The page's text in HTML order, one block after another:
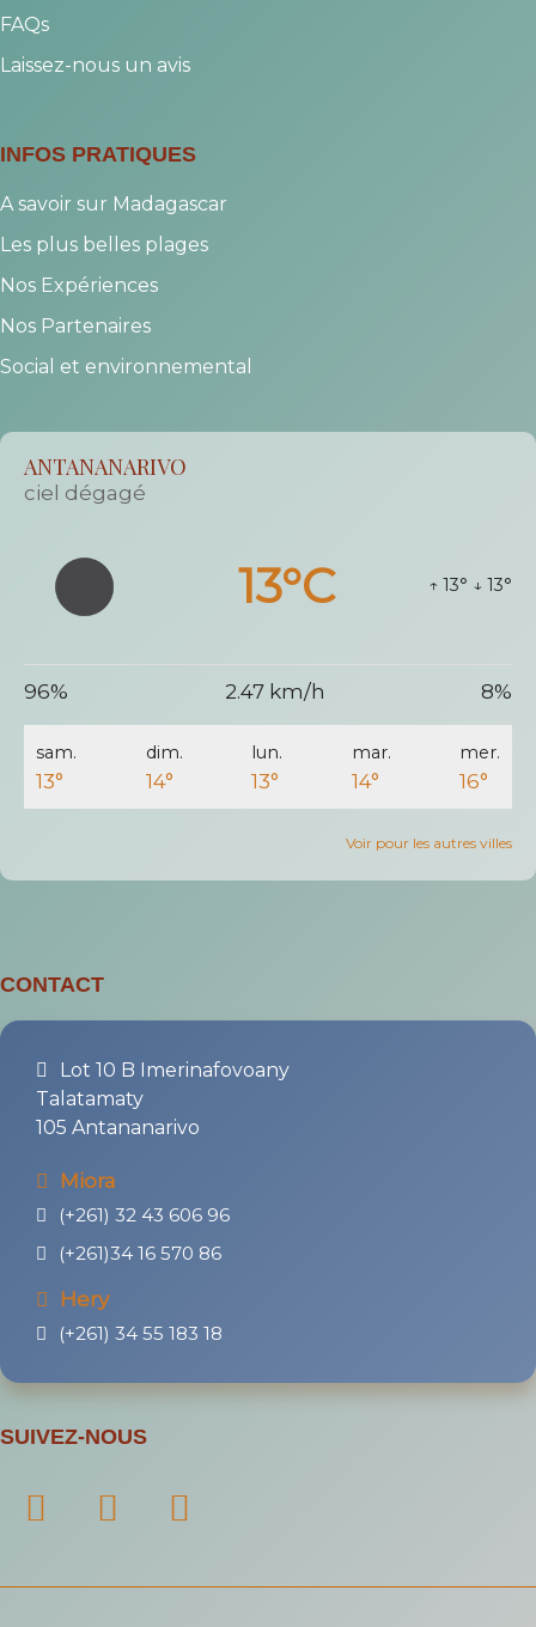
FAQs
Laissez-nous un avis
INFOS PRATIQUES
A savoir sur Madagascar
Les plus belles plages
Nos Expériences
Nos Partenaires
Social et environnemental
ANTANANARIVO
ciel dégagé
13°C ↑ 13° ↓ 13°
96% 2.47 km/h 8%
sam.
13°
dim.
14°
lun.
13°
mar.
14°
mer.
16°
Voir pour les autres villes
CONTACT
Lot 10 B Imerinafovoany
Talatamaty
105 Antananarivo
Miora
(+261) 32 43 606 96
(+261)34 16 570 86
Hery
(+261) 34 55 183 18
SUIVEZ-NOUS